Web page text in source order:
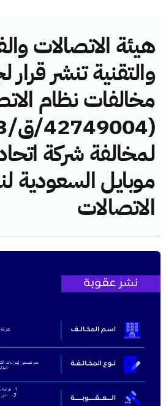
هيئة الاتصالات
والتقنية تنشر قرار
مخالفات نظام
لمخالفة شركة
موبايل السعودية
الاتصالات